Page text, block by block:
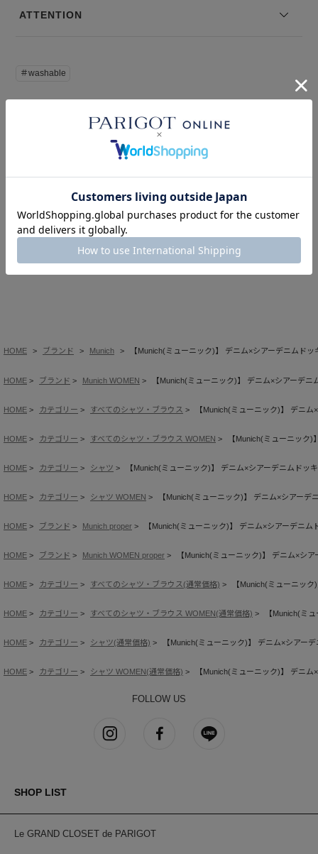
※コーディネートアイテムは別売りとなります。
※写真は実際のカラーと若干相違する場合がございます。あらかじめ
※サイズ表記は弊社規定によるものを表示しております。
ATTENTION
＃washable
このアイテムを見た人はこの商品もチェックしています
HOME ブランド Munich 【Munich(ミューニック)】 デニム×シアーデニムドッ
HOME ブランド Munich WOMEN 【Munich(ミューニック)】 デニム×シアーデニ
HOME カテゴリー すべてのシャツ・ブラウス 【Munich(ミューニック)】 デニ
HOME カテゴリー すべてのシャツ・ブラウス WOMEN 【Munich(ミューニック
HOME カテゴリー シャツ 【Munich(ミューニック)】 デニム×シアーデニムドッ
HOME カテゴリー シャツ WOMEN 【Munich(ミューニック)】 デニム×シアーデ
HOME ブランド Munich proper 【Munich(ミューニック)】 デニム×シアーデニム
HOME ブランド Munich WOMEN proper 【Munich(ミューニック)】 デニム×シ
HOME カテゴリー すべてのシャツ・ブラウス(通常価格) 【Munich(ミューニッ
HOME カテゴリー すべてのシャツ・ブラウス WOMEN(通常価格) 【Munich(ミ
HOME カテゴリー シャツ(通常価格) 【Munich(ミューニック)】 デニム×シアー
HOME カテゴリー シャツ WOMEN(通常価格) 【Munich(ミューニック)】 デニ
FOLLOW US
SHOP LIST
Le GRAND CLOSET de PARIGOT